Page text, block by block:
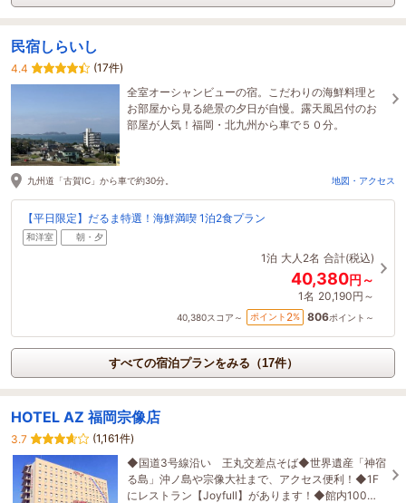
民宿しらいし
4.4
(17件)
全室オーシャンビューの宿。こだわりの海鮮料理と
お部屋から見る絶景の夕日が自慢。露天風呂付のお
部屋が人気！福岡・北九州から車で５０分。
九州道「古賀IC」から車で約30分。 地図・アクセス
【平日限定】だるま特選！海鮮満喫 1泊2食プラン
和洋室 朝・夕
1泊 大人2名 合計(税込)
40,380円～
1名 20,190円～
40,380スコア～ ポイント 2% 806ポイント～
すべての宿泊プランをみる（17件）
HOTEL AZ 福岡宗像店
3.7
(1,161件)
◆国道3号線沿い 王丸交差点そば◆世界遺産「神宿
る島」沖ノ島や宗像大社まで、アクセス便利！◆1F
にレストラン【Joyfull】があります！◆館内100均